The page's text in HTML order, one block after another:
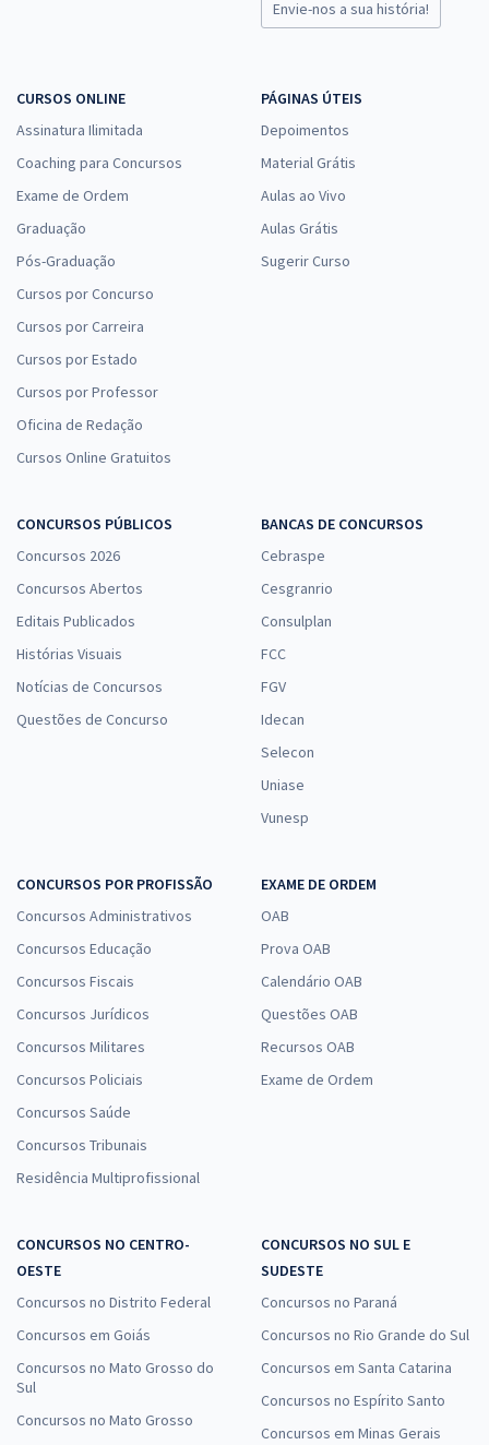
Envie-nos a sua história!
CURSOS ONLINE
Assinatura Ilimitada
Coaching para Concursos
Exame de Ordem
Graduação
Pós-Graduação
Cursos por Concurso
Cursos por Carreira
Cursos por Estado
Cursos por Professor
Oficina de Redação
Cursos Online Gratuitos
PÁGINAS ÚTEIS
Depoimentos
Material Grátis
Aulas ao Vivo
Aulas Grátis
Sugerir Curso
CONCURSOS PÚBLICOS
Concursos 2026
Concursos Abertos
Editais Publicados
Histórias Visuais
Notícias de Concursos
Questões de Concurso
BANCAS DE CONCURSOS
Cebraspe
Cesgranrio
Consulplan
FCC
FGV
Idecan
Selecon
Uniase
Vunesp
CONCURSOS POR PROFISSÃO
Concursos Administrativos
Concursos Educação
Concursos Fiscais
Concursos Jurídicos
Concursos Militares
Concursos Policiais
Concursos Saúde
Concursos Tribunais
Residência Multiprofissional
EXAME DE ORDEM
OAB
Prova OAB
Calendário OAB
Questões OAB
Recursos OAB
Exame de Ordem
CONCURSOS NO CENTRO-
OESTE
Concursos no Distrito Federal
Concursos em Goiás
Concursos no Mato Grosso do
Sul
Concursos no Mato Grosso
CONCURSOS NO SUL E
SUDESTE
Concursos no Paraná
Concursos no Rio Grande do Sul
Concursos em Santa Catarina
Concursos no Espírito Santo
Concursos em Minas Gerais